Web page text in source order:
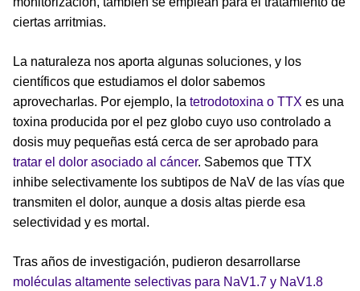
ciertas arritmias.
La naturaleza nos aporta algunas soluciones, y los
científicos que estudiamos el dolor sabemos
aprovecharlas. Por ejemplo, la tetrodotoxina o TTX es una
toxina producida por el pez globo cuyo uso controlado a
dosis muy pequeñas está cerca de ser aprobado para
tratar el dolor asociado al cáncer. Sabemos que TTX
inhibe selectivamente los subtipos de NaV de las vías que
transmiten el dolor, aunque a dosis altas pierde esa
selectividad y es mortal.
Tras años de investigación, pudieron desarrollarse
moléculas altamente selectivas para NaV1.7 y NaV1.8